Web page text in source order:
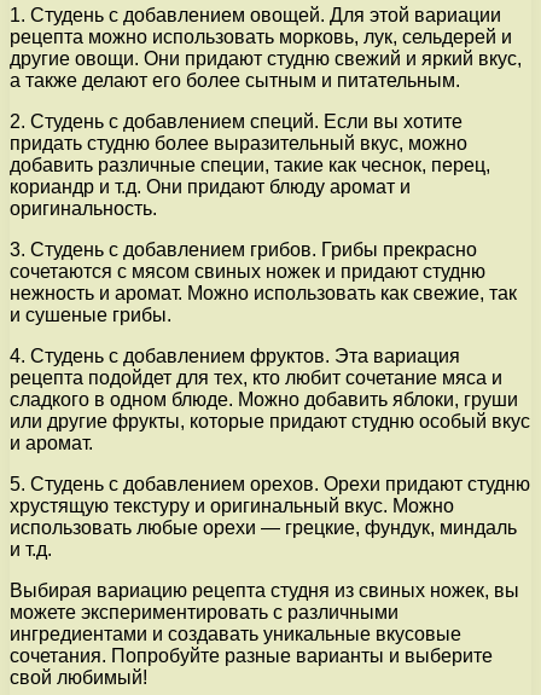
1. Студень с добавлением овощей. Для этой вариации
рецепта можно использовать морковь, лук, сельдерей и
другие овощи. Они придают студню свежий и яркий вкус,
а также делают его более сытным и питательным.
2. Студень с добавлением специй. Если вы хотите
придать студню более выразительный вкус, можно
добавить различные специи, такие как чеснок, перец,
кориандр и т.д. Они придают блюду аромат и
оригинальность.
3. Студень с добавлением грибов. Грибы прекрасно
сочетаются с мясом свиных ножек и придают студню
нежность и аромат. Можно использовать как свежие, так
и сушеные грибы.
4. Студень с добавлением фруктов. Эта вариация
рецепта подойдет для тех, кто любит сочетание мяса и
сладкого в одном блюде. Можно добавить яблоки, груши
или другие фрукты, которые придают студню особый вкус
и аромат.
5. Студень с добавлением орехов. Орехи придают студню
хрустящую текстуру и оригинальный вкус. Можно
использовать любые орехи — грецкие, фундук, миндаль
и т.д.
Выбирая вариацию рецепта студня из свиных ножек, вы
можете экспериментировать с различными
ингредиентами и создавать уникальные вкусовые
сочетания. Попробуйте разные варианты и выберите
свой любимый!